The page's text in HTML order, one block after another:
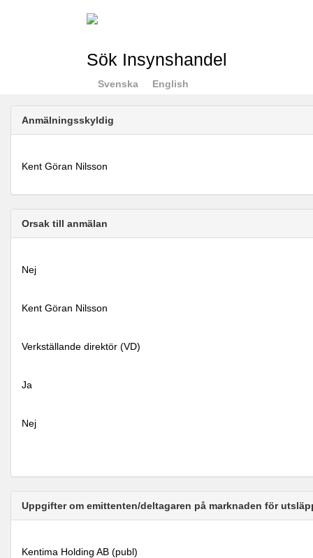
Sök Insynshandel
Svenska English
Anmälningsskyldig
Kent Göran Nilsson
Orsak till anmälan
Nej
Kent Göran Nilsson
Verkställande direktör (VD)
Ja
Nej
Uppgifter om emittenten/deltagaren på marknaden för
Kentima Holding AB (publ)